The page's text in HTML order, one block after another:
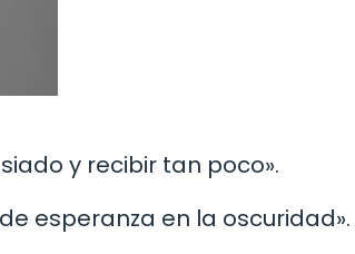
y recibir tan poco».
esperanza en la oscuridad».